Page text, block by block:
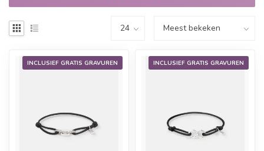
INCLUSIEF GRATIS GRAVUREN INCLUSIEF GRATIS GRAVUREN